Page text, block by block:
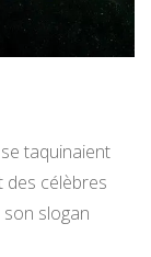
taquinaient
des célèbres
slogan